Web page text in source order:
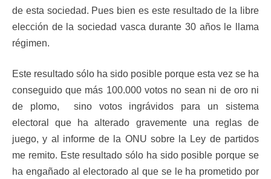
de esta sociedad. Pues bien es este resultado de la libre
elección de la sociedad vasca durante 30 años le llama
régimen.
Este resultado sólo ha sido posible porque esta vez se ha
conseguido que más 100.000 votos no sean ni de oro ni
de plomo, sino votos ingrávidos para un sistema
electoral que ha alterado gravemente una reglas de
juego, y al informe de la ONU sobre la Ley de partidos
me remito. Este resultado sólo ha sido posible porque se
ha engañado al electorado al que se le ha prometido por